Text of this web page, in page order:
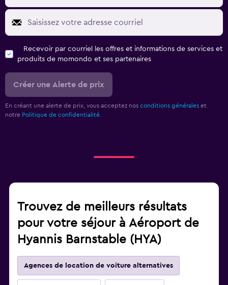
Recevoir par courriel les offres et informations de services et
produits de momondo et ses partenaires
Créer une Alerte de prix
En créant une alerte de prix, vous acceptez nos conditions générales et
notre Politique de confidentialité.
Trouvez de meilleurs résultats
pour votre séjour à Aéroport de
Hyannis Barnstable (HYA)
Agences de location de voiture alternatives